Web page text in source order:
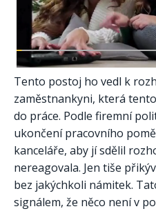
Tento postoj ho vedl k
zaměstnankyni, která
do práce. Podle firemní
ukončení pracovního
kanceláře, aby jí sdělil
nereagovala. Jen tiše
bez jakýchkoli námitek.
signálem, že něco není v